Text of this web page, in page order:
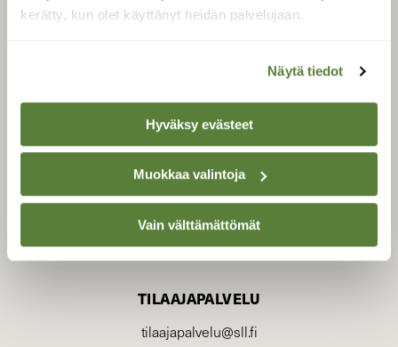
kerätty, kun olet käyttänyt heidän palvelujaan.
Näytä tiedot
Hyväksy evästeet
Muokkaa valintoja
Vain välttämättömät
Suomen Luonto -lehden
luonnonsuojelu­liitto.
TILAAJAPALVELU
tilaajapalvelu@sll.fi